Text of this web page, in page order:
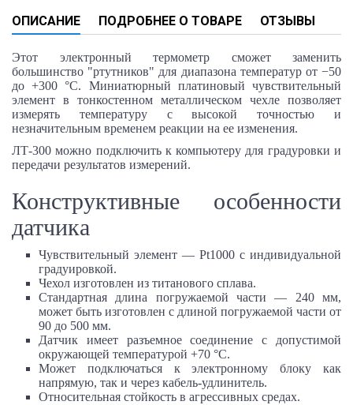
ОПИСАНИЕ ПОДРОБНЕЕ О ТОВАРЕ ОТЗЫВЫ
Этот электронный термометр сможет заменить
большинство "ртутников" для диапазона температур от −50
до+300 °С. Миниатюрный платиновый чувствительный
элемент в тонкостенном металлическом чехле позволяет
измерять температуру с высокой точностью и
незначительным временем реакции на ее изменения.
ЛТ‑300 можно подключить к компьютеру для градуровки и
передачи результатов измерений.
Конструктивные особенности
датчика
Чувствительный элемент — Pt1000 с индивидуальной
градуировкой.
Чехол изготовлен из титанового сплава.
Стандартная длина погружаемой части — 240 мм,
может быть изготовлен с длиной погружаемой части от
90 до 500 мм.
Датчик имеет разъемное соединение с допустимой
окружающей температурой +70 °С.
Может подключаться к электронному блоку как
напрямую, так и через кабель-удлинитель.
Относительная стойкость в агрессивных средах.